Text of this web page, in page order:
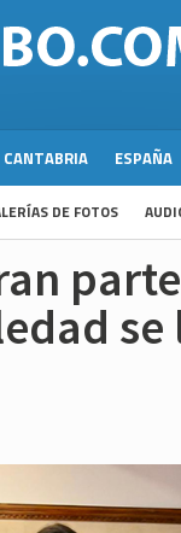
CANTABRIA ESPAÑA
DE FOTOS